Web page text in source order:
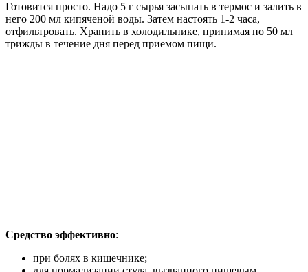
Готовится просто. Надо 5 г сырья засыпать в термос и залить в
него 200 мл кипяченой воды. Затем настоять 1-2 часа,
отфильтровать. Хранить в холодильнике, принимая по 50 мл
трижды в течение дня перед приемом пищи.
Средство эффективно:
при болях в кишечнике;